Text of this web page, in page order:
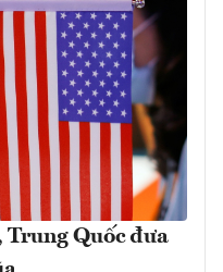
Trung Quốc đưa